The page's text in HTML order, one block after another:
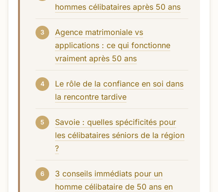
hommes célibataires après 50 ans
Agence matrimoniale vs
applications : ce qui fonctionne
vraiment après 50 ans
Le rôle de la confiance en soi dans
la rencontre tardive
Savoie : quelles spécificités pour
les célibataires séniors de la région
?
3 conseils immédiats pour un
homme célibataire de 50 ans en